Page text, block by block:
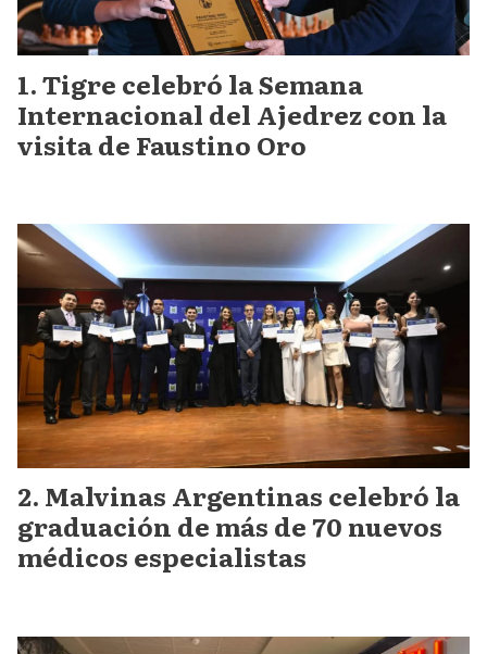
Tigre celebró la Semana
Internacional del Ajedrez con la
visita de Faustino Oro
Malvinas Argentinas celebró la
graduación de más de 70 nuevos
médicos especialistas